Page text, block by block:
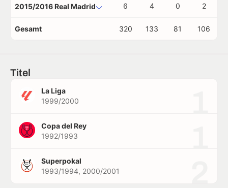
2015/2016 Real Madrid 6 4 0 2
Gesamt 320 133 81 106
Titel
La Liga
1999/2000
Copa del Rey
1992/1993
Superpokal
1993/1994, 2000/2001